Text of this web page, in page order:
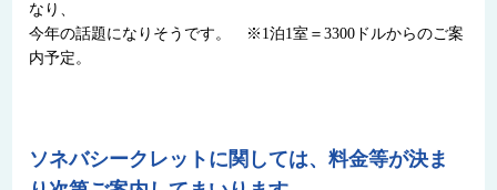
なり、
今年の話題になりそうです。 ※1泊1室＝3300ドルからのご案
内予定。
ソネバシークレットに関しては、料金等が決ま